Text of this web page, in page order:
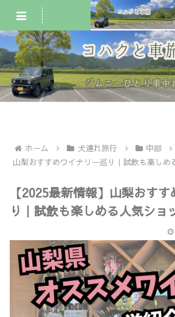
ジムニー車中泊・一人旅 犬連れ旅行
ホーム 犬連れ旅行 中部
山梨おすすめワイナリー巡り｜試飲も楽しめ
【2025最新情報】山梨おす
り｜試飲も楽しめる人気ショ